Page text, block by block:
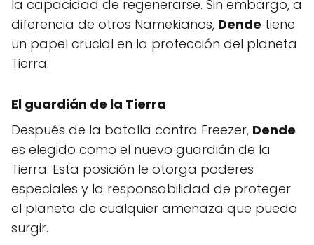
la capacidad de regenerarse. Sin embargo, a
diferencia de otros Namekianos, Dende tiene
un papel crucial en la protección del planeta
Tierra.
El guardián de la Tierra
Después de la batalla contra Freezer, Dende
es elegido como el nuevo guardián de la
Tierra. Esta posición le otorga poderes
especiales y la responsabilidad de proteger
el planeta de cualquier amenaza que pueda
surgir.